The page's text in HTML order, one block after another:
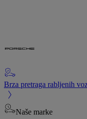
Brza pretraga rabljenih
Naše marke